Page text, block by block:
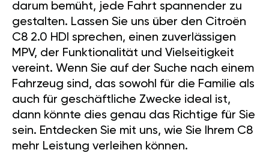
darum bemüht, jede Fahrt spannender zu
gestalten. Lassen Sie uns über den Citroën
C8 2.0 HDI sprechen, einen zuverlässigen
MPV, der Funktionalität und Vielseitigkeit
vereint. Wenn Sie auf der Suche nach einem
Fahrzeug sind, das sowohl für die Familie als
auch für geschäftliche Zwecke ideal ist,
dann könnte dies genau das Richtige für Sie
sein. Entdecken Sie mit uns, wie Sie Ihrem C8
mehr Leistung verleihen können.